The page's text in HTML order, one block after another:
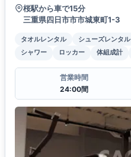
桜駅から車で15分
三重県四日市市市城東町1-3
タオルレンタル シューズレンタル
シャワー
ロッカー 体組成計
営業時間
24:00間